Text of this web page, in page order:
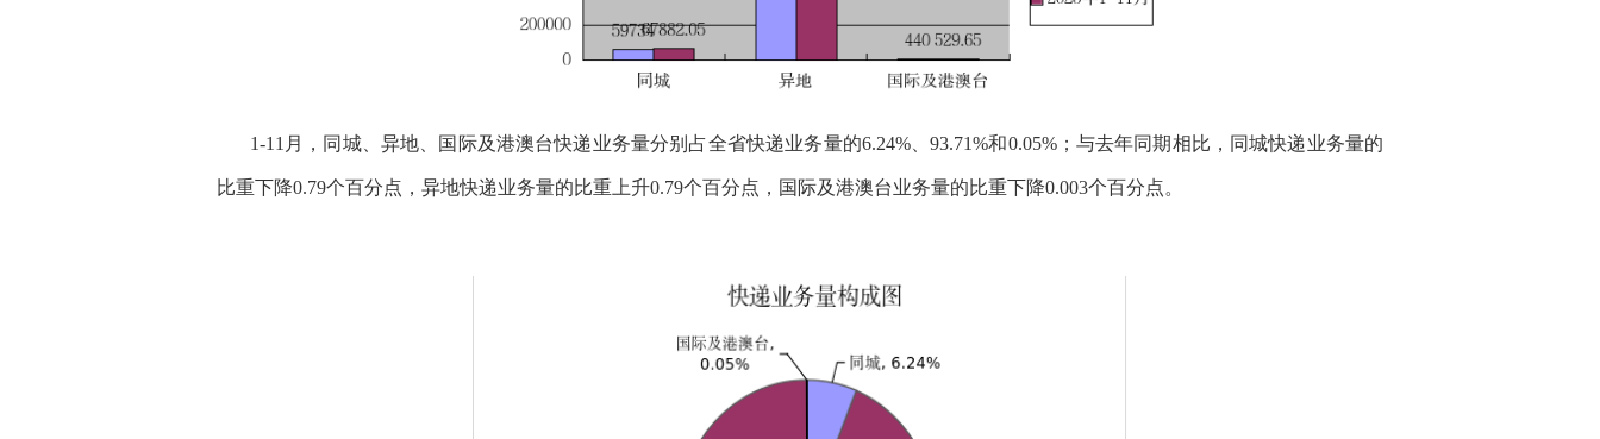
1-11月， 同城、异地、国际及港澳台快递业务量分别占全省快递业务量的6.24%、93.71%和0.05%；与去年同期相比，同城快递业务量的
比重下降0.79个百分点，异地快递业务量的比重上升0.79个百分点，国际及港澳台业务量的比重下降0.003个百分点。